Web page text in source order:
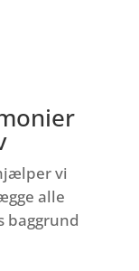
vi
alle
baggrund